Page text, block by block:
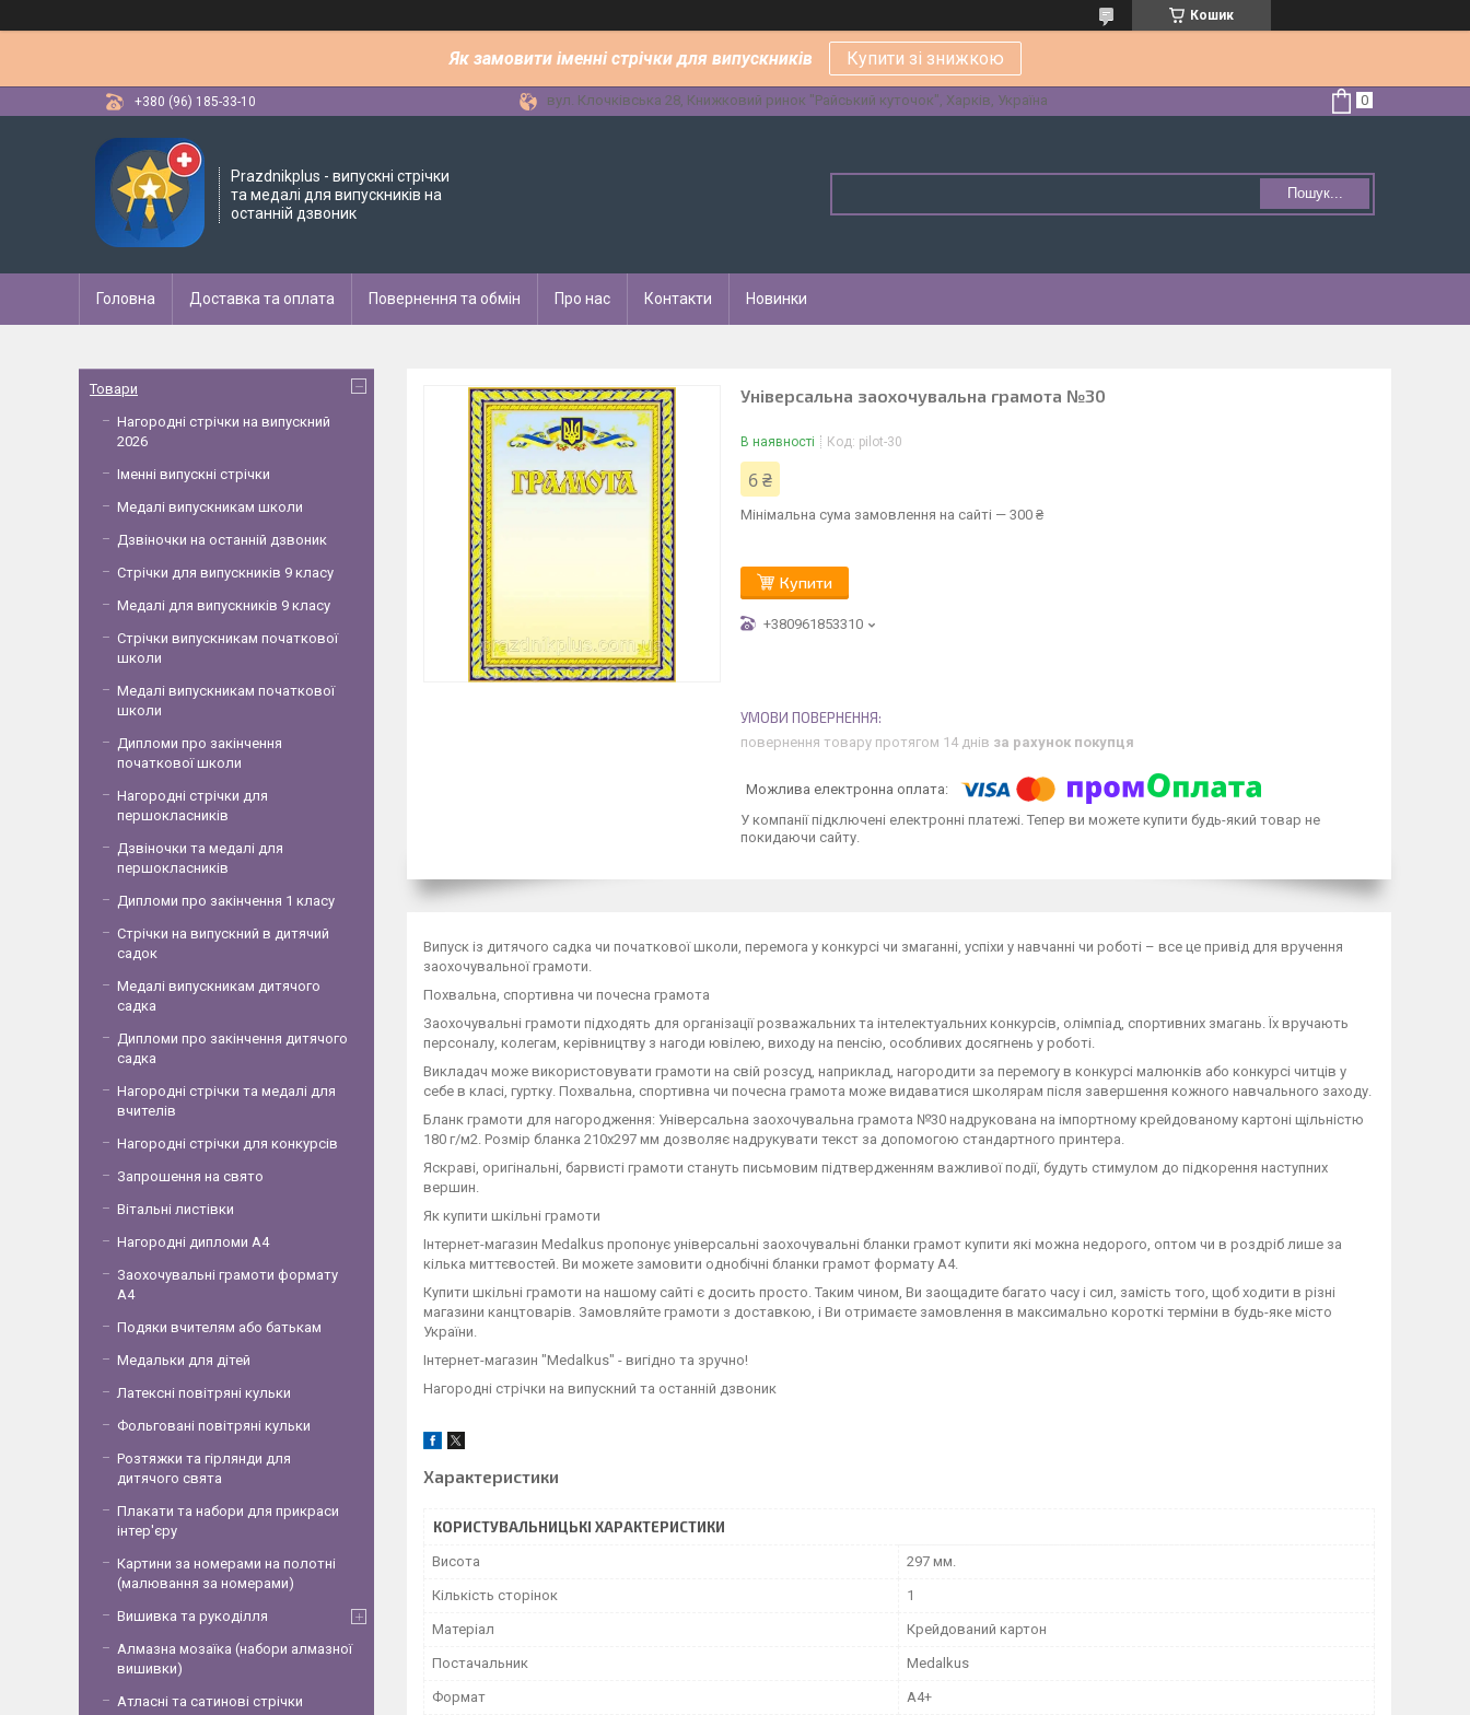
Кошик
Як замовити іменні стрічки для випускників Купити зі знижкою
+380 (96) 185-33-10 вул. Клочківська 28, Книжковий ринок "Райський куточок", Харків, Україна
Рrazdnikplus - випускні стрічки
та медалі для випускників на
останній дзвоник
Пошук...
Головна Доставка та оплата Повернення та обмін Про нас Контакти Новинки
Універсальна заохочувальна грамота №30
В наявності Код: pilot-30
6 ₴
Мінімальна сума замовлення на сайті — 300 ₴
Купити
+380961853310
повернення товару протягом 14 днів за рахунок покупця
У компанії підключені електронні платежі. Тепер ви можете купити будь-який товар не
покидаючи сайту.
Випуск із дитячого садка чи початкової школи, перемога у конкурсі чи змаганні, успіхи у навчанні чи роботі – все це привід для вручення
заохочувальної грамоти.
Похвальна, спортивна чи почесна грамота
Заохочувальні грамоти підходять для організації розважальних та інтелектуальних конкурсів, олімпіад, спортивних змагань. Їх вручають
персоналу, колегам, керівництву з нагоди ювілею, виходу на пенсію, особливих досягнень у роботі.
Викладач може використовувати грамоти на свій розсуд, наприклад, нагородити за перемогу в конкурсі малюнків або конкурсі читців у
себе в класі, гуртку. Похвальна, спортивна чи почесна грамота може видаватися школярам після завершення кожного навчального заходу.
Бланк грамоти для нагородження: Універсальна заохочувальна грамота №30 надрукована на імпортному крейдованому картоні щільністю
180 г/м2. Розмір бланка 210х297 мм дозволяє надрукувати текст за допомогою стандартного принтера.
Яскраві, оригінальні, барвисті грамоти стануть письмовим підтвердженням важливої ​​події, будуть стимулом до підкорення наступних
вершин.
Як купити шкільні грамоти
Інтернет-магазин Medalkus пропонує універсальні заохочувальні бланки грамот купити які можна недорого, оптом чи в роздріб лише за
кілька миттєвостей. Ви можете замовити однобічні бланки грамот формату А4.
Купити шкільні грамоти на нашому сайті є досить просто. Таким чином, Ви заощадите багато часу і сил, замість того, щоб ходити в різні
магазини канцтоварів. Замовляйте грамоти з доставкою, і Ви отримаєте замовлення в максимально короткі терміни в будь-яке місто
України.
Інтернет-магазин "Medalkus" - вигідно та зручно!
Нагородні стрічки на випускний та останній дзвоник
Характеристики
КОРИСТУВАЛЬНИЦЬКІ ХАРАКТЕРИСТИКИ
Висота 297 мм.
Кількість сторінок 1
Матеріал Крейдований картон
Постачальник Medalkus
Формат А4+
Товари
Нагородні стрічки на випускний
2026
Іменні випускні стрічки
Медалі випускникам школи
Дзвіночки на останній дзвоник
Стрічки для випускників 9 класу
Медалі для випускників 9 класу
Стрічки випускникам початкової
школи
Медалі випускникам початкової
школи
Дипломи про закінчення
початкової школи
Нагородні стрічки для
першокласників
Дзвіночки та медалі для
першокласників
Дипломи про закінчення 1 класу
Стрічки на випускний в дитячий
садок
Медалі випускникам дитячого
садка
Дипломи про закінчення дитячого
садка
Нагородні стрічки та медалі для
вчителів
Нагородні стрічки для конкурсів
Запрошення на свято
Вітальні листівки
Нагородні дипломи А4
Заохочувальні грамоти формату
А4
Подяки вчителям або батькам
Медальки для дітей
Латексні повітряні кульки
Фольговані повітряні кульки
Розтяжки та гірлянди для
дитячого свята
Плакати та набори для прикраси
інтер'єру
Картини за номерами на полотні
(малювання за номерами)
Вишивка та рукоділля
Алмазна мозаїка (набори алмазної
вишивки)
Атласні та сатинові стрічки